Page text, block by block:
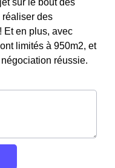
sur le bout des
réaliser des
Et en plus, avec
limités à 950m2, et
réussie.